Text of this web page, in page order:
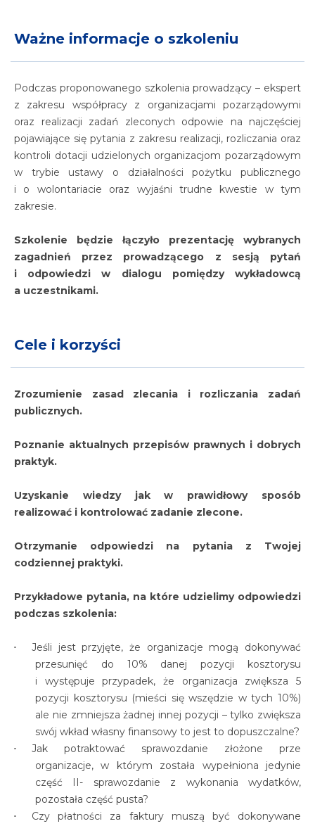
Ważne informacje o szkoleniu
Podczas proponowanego szkolenia prowadzący – ekspert
z zakresu współpracy z organizacjami pozarządowymi
oraz realizacji zadań zleconych odpowie na najczęściej
pojawiające się pytania z zakresu realizacji, rozliczania oraz
kontroli dotacji udzielonych organizacjom pozarządowym
w trybie ustawy o działalności pożytku publicznego
i o wolontariacie oraz wyjaśni trudne kwestie w tym
zakresie.
Szkolenie będzie łączyło prezentację wybranych
zagadnień przez prowadzącego z sesją pytań
i odpowiedzi w dialogu pomiędzy wykładowcą
a uczestnikami.
Cele i korzyści
Zrozumienie zasad zlecania i rozliczania zadań
publicznych.
Poznanie aktualnych przepisów prawnych i dobrych
praktyk.
Uzyskanie wiedzy jak w prawidłowy sposób
realizować i kontrolować zadanie zlecone.
Otrzymanie odpowiedzi na pytania z Twojej
codziennej praktyki.
Przykładowe pytania, na które udzielimy odpowiedzi
podczas szkolenia:
Jeśli jest przyjęte, że organizacje mogą dokonywać
przesunięć do 10% danej pozycji kosztorysu
i występuje przypadek, że organizacja zwiększa 5
pozycji kosztorysu (mieści się wszędzie w tych 10%)
ale nie zmniejsza żadnej innej pozycji – tylko zwiększa
swój wkład własny finansowy to jest to dopuszczalne?
Jak potraktować sprawozdanie złożone prze
organizacje, w którym została wypełniona jedynie
część II- sprawozdanie z wykonania wydatków,
pozostała część pusta?
Czy płatności za faktury muszą być dokonywane